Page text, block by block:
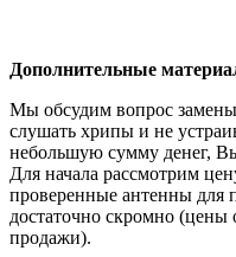
Дополнительные
Мы обсудим вопрос
слушать хрипы и не
небольшую сумму денег,
Для начала рассмотрим
проверенные антенны
достаточно скромно (цены
продажи).